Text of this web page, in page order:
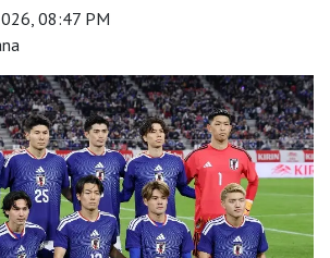
08:47 PM